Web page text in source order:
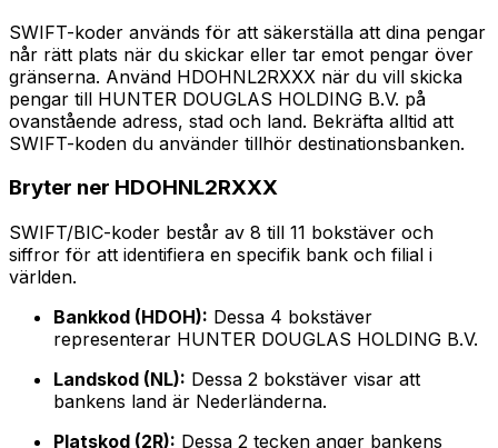
SWIFT-koder används för att säkerställa att dina pengar
når rätt plats när du skickar eller tar emot pengar över
gränserna. Använd HDOHNL2RXXX när du vill skicka
pengar till HUNTER DOUGLAS HOLDING B.V. på
ovanstående adress, stad och land. Bekräfta alltid att
SWIFT-koden du använder tillhör destinationsbanken.
Bryter ner HDOHNL2RXXX
SWIFT/BIC-koder består av 8 till 11 bokstäver och
siffror för att identifiera en specifik bank och filial i
världen.
Bankkod (HDOH): Dessa 4 bokstäver
representerar HUNTER DOUGLAS HOLDING B.V.
Landskod (NL): Dessa 2 bokstäver visar att
bankens land är Nederländerna.
Platskod (2R): Dessa 2 tecken anger bankens